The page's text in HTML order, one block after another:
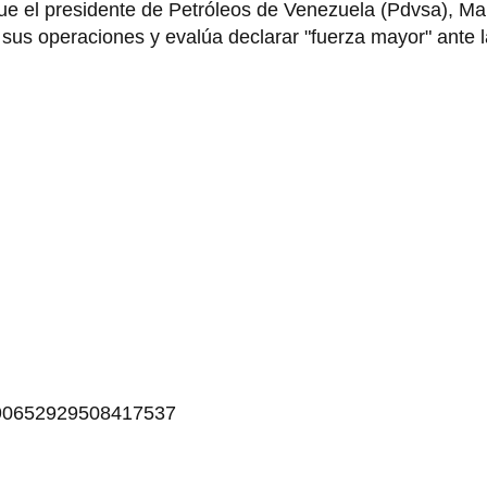
el presidente de Petróleos de Venezuela (Pdvsa),
operaciones y evalúa declarar "fuerza mayor" ante